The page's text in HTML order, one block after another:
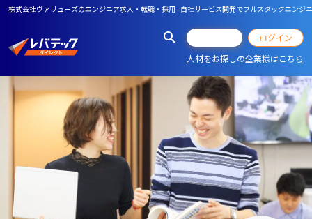
株式会社ヴァリューズのエンジニア求人・転職・採用 | 自社サービス開発でフルスタックエンジ
ログイン
人材をお探しの企業様はこちら